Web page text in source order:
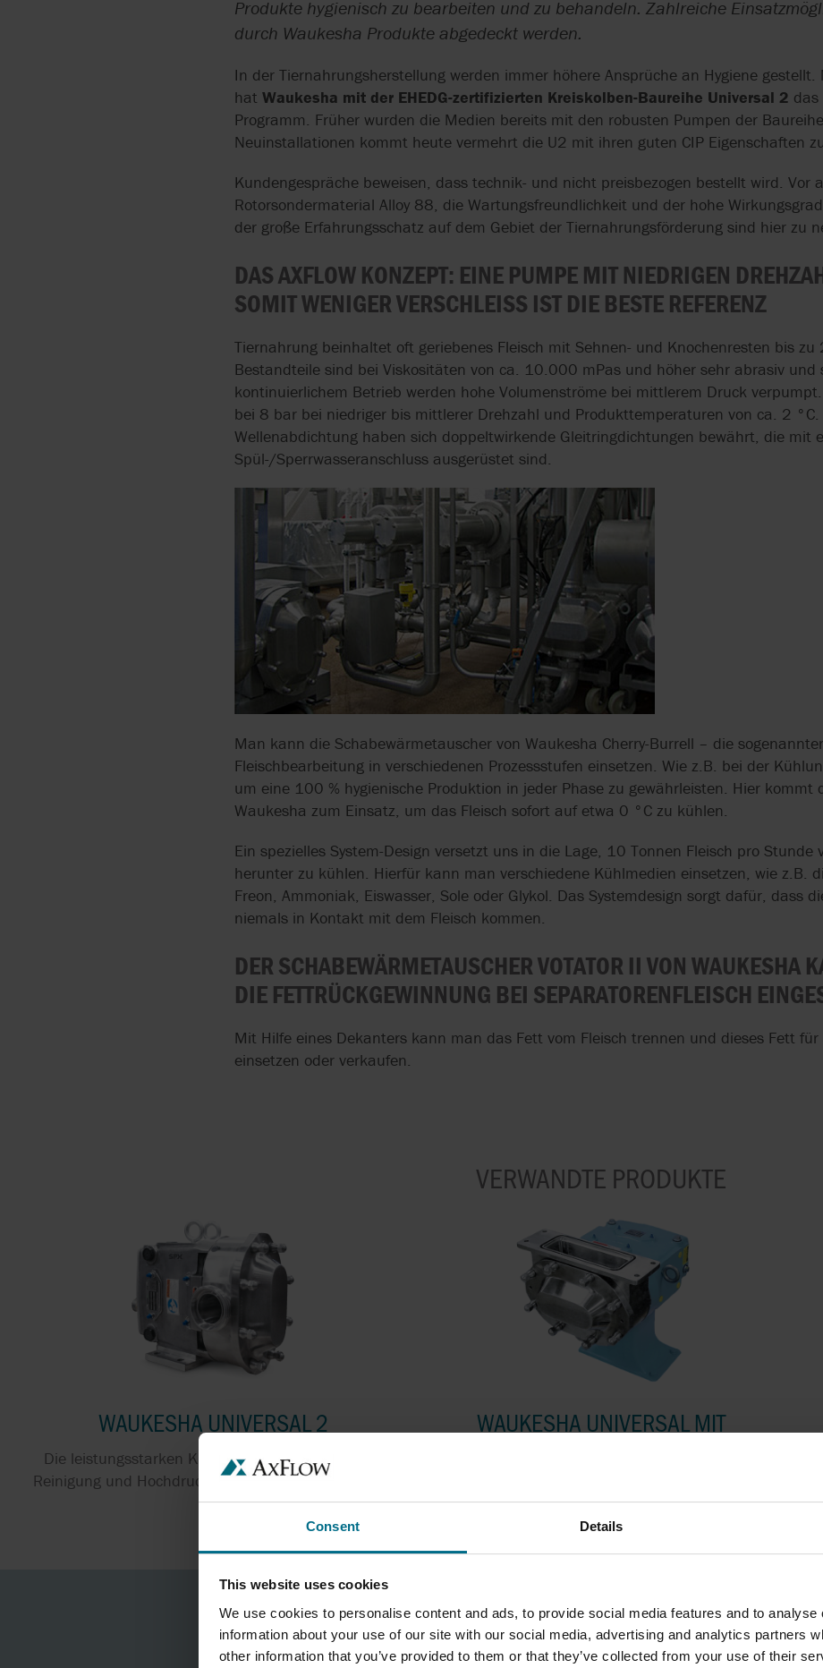
Consent Details
This website uses cookies
We use cookies to personalise content and ads, to provide social media features and to
information about your use of our site with our social media, advertising and analytics partners
other information that you’ve provided to them or that they’ve collected from your use of their
BLUE-WHITE
BOYSER
BRAN+LUEBBE
GROUP
COGNITO
DISCFLO
EM-TEC
GRUNDFOS
MICROPUMP
NOV MONO UND NOV
KENICS
OVATIO
PEDROLLO
PROACTIVE ANALYTICS
PULSAFEEDER
SUNDYNE
SUNFLO
VIKING PUMP
BURRELL
KAUFEN
PROZESSTECHNIK FÜR
LITHIUM-IONEN-AKKUS
FESTSTOFFPUMPEN
SCHLAUCHPUMPEN FÜR
BETON UND ZEMENT
SELBSTANSAUGENDE
SCHLAUCHPUMPEN
BITUMEN PUMPEN MIT
ZAHNRADPUMPEN
PROZESSTECHNIK
DRUCKLUFTMEMBRANPU
MPEN ZUR FÖRDERUNG
VON LACKEN
DRUCKLUFTMEMBRANPU
MPEN IN DER
WASSERSTRAHLTECHNIK
HYGIENISCHE
VERDRÄNGERPUMPEN
DOPPELWELLENZERKLEI
WASSERAUFBEREITUNG
WASSERAUFBEREITUNG
STATISCHER MISCHER IN
DER
WASSERAUFBEREITUNG
FÖRDERUNG MIT
R IN DER
AUFSCHMELZUNG
FETTEN
R IN DER KÜHLUNG
HYGIENISCHER
ELEKTRISCHE
PUMPEN FÜR
UND BIOPHARMA
SINGLE-USE-
ATEX FDA ISO 9001
SERVICE SÜD
Produkte hygienisch zu bearbeiten und zu behandeln. Zahlreiche
durch Waukesha Produkte abgedeckt werden.
In der Tiernahrungsherstellung werden immer höhere Ansprüche an Hygiene
hat Waukesha mit der EHEDG-zertifizierten Kreiskolben-Baureihe Universal 2
Programm. Früher wurden die Medien bereits mit den robusten Pumpen der
Neuinstallationen kommt heute vermehrt die U2 mit ihren guten CIP Eigenschaften
Kundengespräche beweisen, dass technik- und nicht preisbezogen bestellt wird. Vor
Rotorsondermaterial Alloy 88, die Wartungsfreundlichkeit und der hohe
der große Erfahrungsschatz auf dem Gebiet der Tiernahrungsförderung sind hier zu
DAS AXFLOW KONZEPT: EINE PUMPE MIT NIEDRIGEN
SOMIT WENIGER VERSCHLEISS IST DIE BESTE REFERENZ
Tiernahrung beinhaltet oft geriebenes Fleisch mit Sehnen- und Knochenresten bis zu
Bestandteile sind bei Viskositäten von ca. 10.000 mPas und höher sehr abrasiv und
kontinuierlichem Betrieb werden hohe Volumenströme bei mittlerem Druck
bei 8 bar bei niedriger bis mittlerer Drehzahl und Produkttemperaturen von ca. 2 °C.
Wellenabdichtung haben sich doppeltwirkende Gleitringdichtungen bewährt, die mit
Spül-/Sperrwasseranschluss ausgerüstet sind.
Man kann die Schabewärmetauscher von Waukesha Cherry-Burrell – die
Fleischbearbeitung in verschiedenen Prozessstufen einsetzen. Wie z.B. bei der
um eine 100 % hygienische Produktion in jeder Phase zu gewährleisten. Hier kommt
Waukesha zum Einsatz, um das Fleisch sofort auf etwa 0 °C zu kühlen.
Ein spezielles System-Design versetzt uns in die Lage, 10 Tonnen Fleisch pro Stunde
herunter zu kühlen. Hierfür kann man verschiedene Kühlmedien einsetzen, wie z.B.
Freon, Ammoniak, Eiswasser, Sole oder Glykol. Das Systemdesign sorgt dafür, dass
niemals in Kontakt mit dem Fleisch kommen.
DER SCHABEWÄRMETAUSCHER VOTATOR II VON WAUKESHA
DIE FETTRÜCKGEWINNUNG BEI SEPARATORENFLEISCH
Mit Hilfe eines Dekanters kann man das Fett vom Fleisch trennen und dieses Fett für
einsetzen oder verkaufen.
VERWANDTE PRODUKTE
WAUKESHA UNIVERSAL 2
Die leistungsstarken Kreiskolbenpumpen, für CIP-
Reinigung und Hochdruck-Förderung in hygienischen
A...
WAUKESHA UNIVERSAL MIT
Frank Koch, Dipl.-Ing.